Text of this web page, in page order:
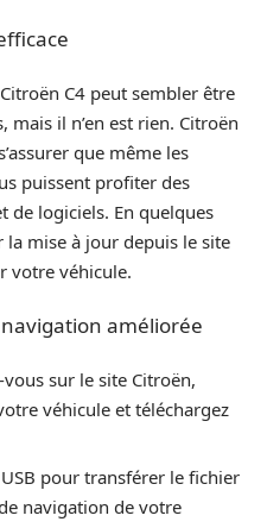
C4 peut sembler être
mais il n’en est rien. Citroën
que même les
puissent profiter des
de logiciels. En quelques
la mise à jour depuis le site
votre véhicule.
améliorée
vous sur le site Citroën,
véhicule et téléchargez
pour transférer le fichier
navigation de votre